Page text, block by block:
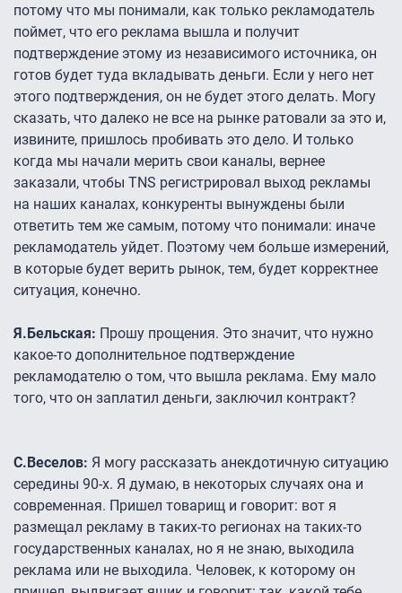
потому что мы понимали, как только рекламодатель
поймет, что его реклама вышла и получит
подтверждение этому из независимого источника, он
готов будет туда вкладывать деньги. Если у него нет
этого подтверждения, он не будет этого делать. Могу
сказать, что далеко не все на рынке ратовали за это и,
извините, пришлось пробивать это дело. И только
когда мы начали мерить свои каналы, вернее
заказали, чтобы TNS регистрировал выход рекламы
на наших каналах, конкуренты вынуждены были
ответить тем же самым, потому что понимали: иначе
рекламодатель уйдет. Поэтому чем больше измерений,
в которые будет верить рынок, тем, будет корректнее
ситуация, конечно.
Я.Бельская: Прошу прощения. Это значит, что нужно
какое-то дополнительное подтверждение
рекламодателю о том, что вышла реклама. Ему мало
того, что он заплатил деньги, заключил контракт?
С.Веселов: Я могу рассказать анекдотичную ситуацию
середины 90-х. Я думаю, в некоторых случаях она и
современная. Пришел товарищ и говорит: вот я
размещал рекламу в таких-то регионах на таких-то
государственных каналах, но я не знаю, выходила
реклама или не выходила. Человек, к которому он